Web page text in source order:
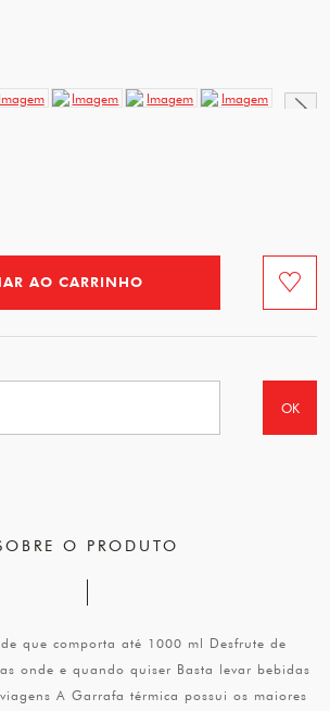
AO CARRINHO
OK
O PRODUTO
que comporta até 1000 ml Desfrute de
onde e quando quiser Basta levar bebidas
A Garrafa térmica possui os maiores